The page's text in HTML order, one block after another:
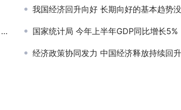
我国经济回升向好 长期向好的基本趋势
国家统计局 今年上半年GDP同比增长5%
经济政策协同发力 中国经济释放持续回